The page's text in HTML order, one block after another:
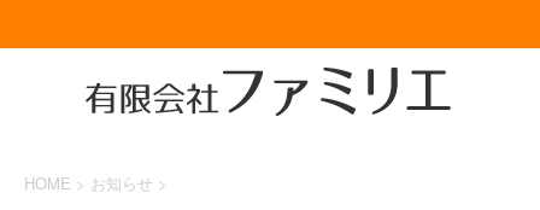
HOME > お知らせ >